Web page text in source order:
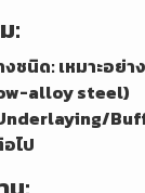
:
งชนิด: เหมาะอ
alloy steel)
ไป